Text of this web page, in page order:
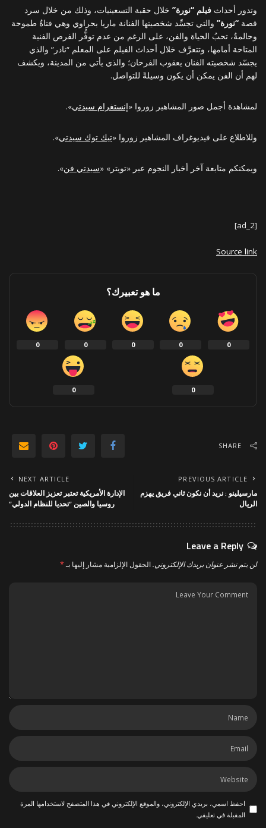
وتدور أحداث فيلم “نورة” خلال حقبة التسعينيات، وذلك من خلال سرد
قصة “نورة” والتي تجسِّد شخصيتها الفنانة ماريا بحراوي وهي فتاةٌ طموحة
وحالمةٌ، تحبُ الحياة والفن، على الرغم من عدم توفُّر الفرص الفنية
المتاحة أمامها، وتتعرَّف خلال أحداث الفيلم على المعلم “نادر” والذي
يجسّد شخصيته الفنان يعقوب الفرحان؛ والذي يأتي من المدينة، ويكشف
لهم أن الفن يمكن أن يكون وسيلةً للتواصل.
لمشاهدة أجمل صور المشاهير زوروا «إنستغرام سيدتي».
وللاطلاع على فيديوغراف المشاهير زوروا «تيك توك سيدتي».
ويمكنكم متابعة آخر أخبار النجوم عبر «تويتر» «سيدتي فن».
[ad_2]
Source link
ما هو تعبيرك؟
0
0
0
0
0
0
0
SHARE
PREVIOUS ARTICLE
مارسيلينو : نريد أن نكون ثاني فريق يهزم
الريال
NEXT ARTICLE
الإدارة الأمريكية تعتبر تعزيز العلاقات بين
روسيا والصين “تحديا للنظام الدولي”
Leave a Reply
لن يتم نشر عنوان بريدك الإلكتروني.الحقول الإلزامية مشار إليها بـ*
احفظ اسمي، بريدي الإلكتروني، والموقع الإلكتروني في هذا المتصفح لاستخدامها المرة
المقبلة في تعليقي.